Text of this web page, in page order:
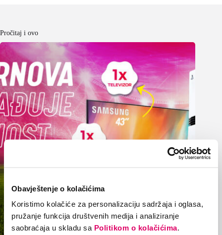
Obavještenje o kolačićima
Koristimo kolačiće za personalizaciju sadržaja i oglasa,
pružanje funkcija društvenih medija i analiziranje
saobraćaja u skladu sa Politikom o kolačićima.
Pročitaj i ovo